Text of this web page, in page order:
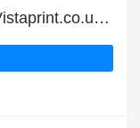
Ahorre 7% en los productos de Vistaprint.co.uk | mejor oferta